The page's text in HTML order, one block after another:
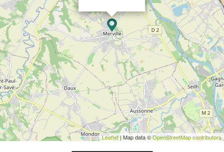
Leaflet| Map data ©OpenStreetMap contributors